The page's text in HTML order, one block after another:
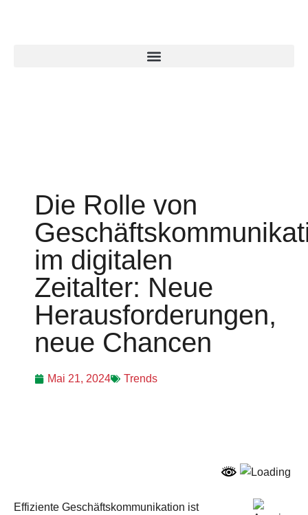
Die Rolle von
im digitalen
Zeitalter: Neue
Herausforderungen,
neue Chancen
Mai 21, 2024 Trends
Effiziente Geschäftskommunikation ist